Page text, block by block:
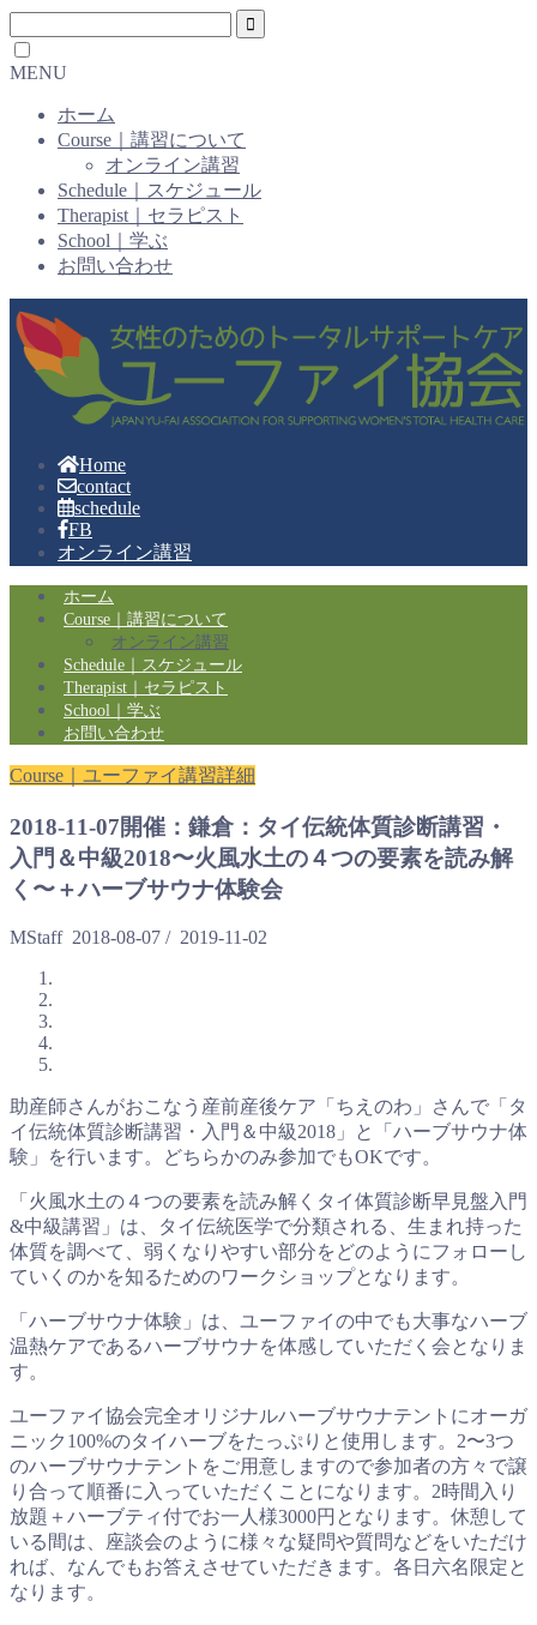
MENU
ホーム
Course｜講習について
オンライン講習
Schedule｜スケジュール
Therapist｜セラピスト
School｜学ぶ
お問い合わせ
Home
contact
schedule
FB
オンライン講習
ホーム
Course｜講習について
オンライン講習
Schedule｜スケジュール
Therapist｜セラピスト
School｜学ぶ
お問い合わせ
Course｜ユーファイ講習詳細
2018-11-07開催：鎌倉：タイ伝統体質診断講習・
入門＆中級2018〜火風水土の４つの要素を読み解
く〜＋ハーブサウナ体験会
MStaff 2018-08-07 / 2019-11-02
助産師さんがおこなう産前産後ケア「ちえのわ」さんで「タ
イ伝統体質診断講習・入門＆中級2018」と「ハーブサウナ体
験」を行います。どちらかのみ参加でもOKです。
「火風水土の４つの要素を読み解くタイ体質診断早見盤入門
&中級講習」は、タイ伝統医学で分類される、生まれ持った
体質を調べて、弱くなりやすい部分をどのようにフォローし
ていくのかを知るためのワークショップとなります。
「ハーブサウナ体験」は、ユーファイの中でも大事なハーブ
温熱ケアであるハーブサウナを体感していただく会となりま
す。
ユーファイ協会完全オリジナルハーブサウナテントにオーガ
ニック100%のタイハーブをたっぷりと使用します。2〜3つ
のハーブサウナテントをご用意しますので参加者の方々で譲
り合って順番に入っていただくことになります。2時間入り
放題＋ハーブティ付でお一人様3000円となります。休憩して
いる間は、座談会のように様々な疑問や質問などをいただけ
れば、なんでもお答えさせていただきます。各日六名限定と
なります。